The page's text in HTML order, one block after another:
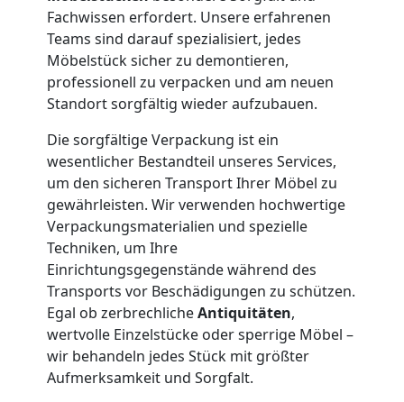
Fachwissen erfordert. Unsere erfahrenen
Teams sind darauf spezialisiert, jedes
Möbelstück sicher zu demontieren,
professionell zu verpacken und am neuen
Standort sorgfältig wieder aufzubauen.
Die sorgfältige Verpackung ist ein
wesentlicher Bestandteil unseres Services,
um den sicheren Transport Ihrer Möbel zu
gewährleisten. Wir verwenden hochwertige
Verpackungsmaterialien und spezielle
Techniken, um Ihre
Einrichtungsgegenstände während des
Transports vor Beschädigungen zu schützen.
Egal ob zerbrechlicheAntiquitäten,
wertvolle Einzelstücke oder sperrige Möbel –
wir behandeln jedes Stück mit größter
Aufmerksamkeit und Sorgfalt.
Lagerung
Wolfsberg
Full-
Service-
Umzug
Wolfsberg
Qualitäts-